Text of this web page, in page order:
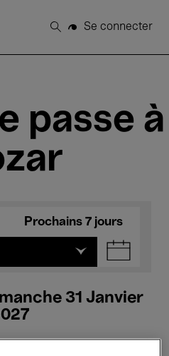
Rechercher
Se connecter
passe à
Prochains 7 jours
31 Janvier